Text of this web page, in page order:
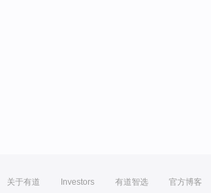
关于有道 Investors 有道智选 官方博客